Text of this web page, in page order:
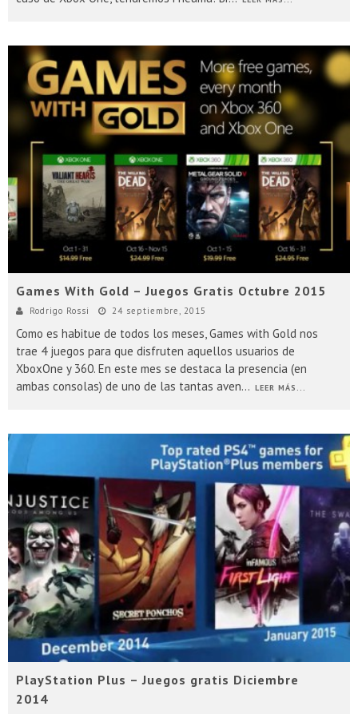
Games With Gold – Juegos Gratis Octubre 2015
Rodrigo Rossi 24 septiembre, 2015
Como es habitue de todos los meses, Games with Gold nos
trae 4 juegos para que disfruten aquellos usuarios de
XboxOne y 360. En este mes se destaca la presencia (en
ambas consolas) de uno de las tantas aven... LEER MÁS...
PlayStation Plus – Juegos gratis Diciembre
2014